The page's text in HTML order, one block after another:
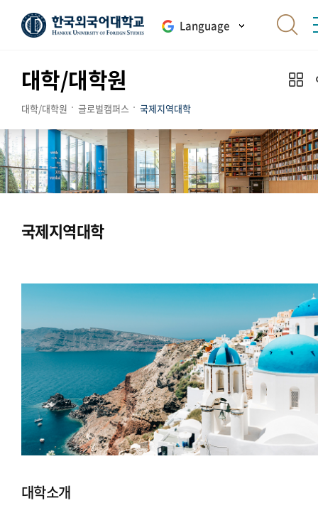
Language
대학/대학원
대학/대학원 글로벌캠퍼스 국제지역대학
국제지역대학
대학소개